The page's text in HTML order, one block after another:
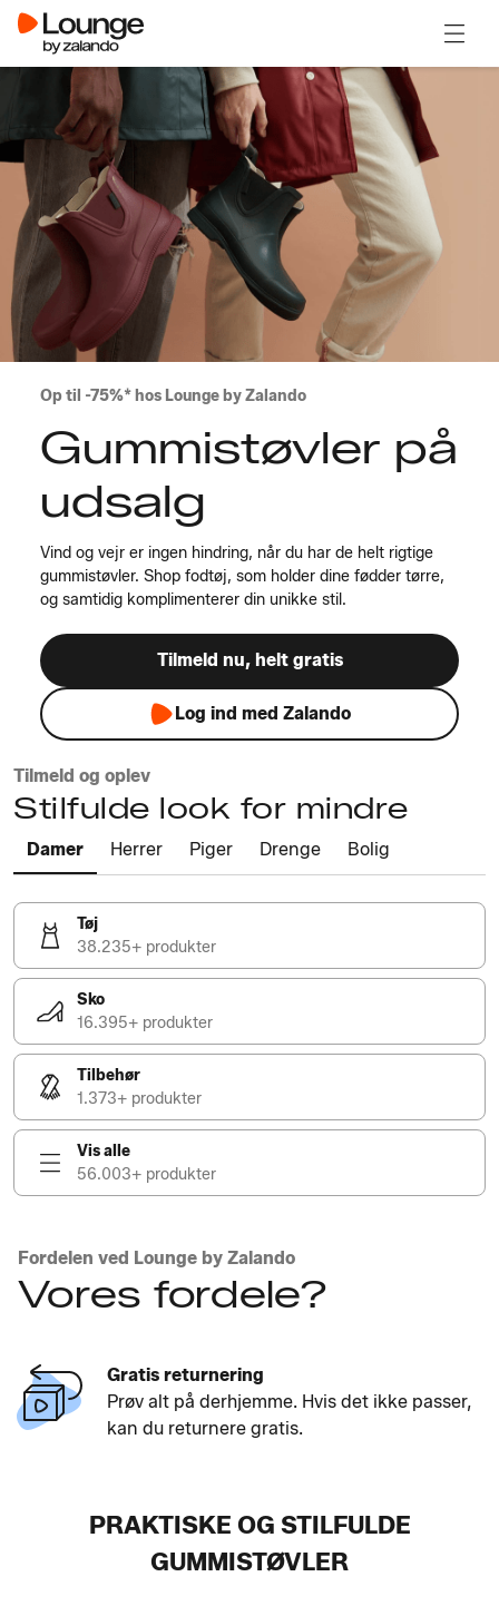
Op til -75%* hos Lounge by Zalando
Gummistøvler på
udsalg
Vind og vejr er ingen hindring, når du har de helt rigtige
gummistøvler. Shop fodtøj, som holder dine fødder tørre,
og samtidig komplimenterer din unikke stil.
Tilmeld nu, helt gratis
Log ind med Zalando
Tilmeld og oplev
Stilfulde look for mindre
Damer Herrer Piger Drenge Bolig
Tøj
38.235+ produkter
Sko
16.395+ produkter
Tilbehør
1.373+ produkter
Vis alle
56.003+ produkter
Fordelen ved Lounge by Zalando
Vores fordele?
Gratis returnering
Prøv alt på derhjemme. Hvis det ikke passer,
kan du returnere gratis.
PRAKTISKE OG STILFULDE
GUMMISTØVLER